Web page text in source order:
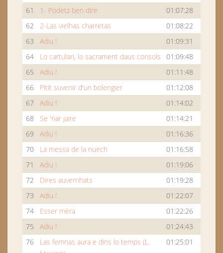
61
1- Podetz ben dire
01:07:28
62
2-Las vielhas charretas
01:08:22
63
Adiu !
01:09:31
64
Lo cartulari, lo sacrament daus consols
01:09:48
65
Adiu !
01:11:48
66
Pitit suvenir d'un bolengier
01:12:08
67
Adiu !
01:14:02
68
Se 'nar jaire
01:14:21
69
Adiu !
01:16:36
70
La messa de la nuech
01:16:58
71
Adiu !
01:19:06
72
Dires auvernhats
01:19:28
73
Adiu !
01:22:07
74
Esser mèra
01:22:26
75
Adiu !
01:24:43
76
Las femnas aura e dins lo temps (L.
01:25:01